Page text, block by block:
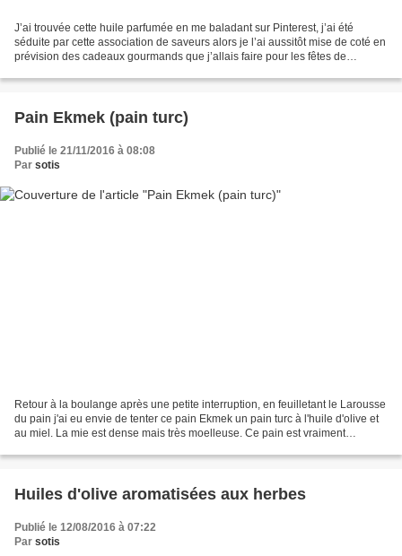
J’ai trouvée cette huile parfumée en me baladant sur Pinterest, j’ai été
séduite par cette association de saveurs alors je l’ai aussitôt mise de coté en
prévision des cadeaux gourmands que j’allais faire pour les fêtes de
Pain Ekmek (pain turc)
Publié le 21/11/2016 à 08:08
Par sotis
Retour à la boulange après une petite interruption, en feuilletant le Larousse
du pain j'ai eu envie de tenter ce pain Ekmek un pain turc à l'huile d'olive et
au miel. La mie est dense mais très moelleuse. Ce pain est vraiment
Huiles d'olive aromatisées aux herbes
Publié le 12/08/2016 à 07:22
Par sotis